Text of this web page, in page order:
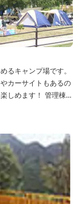
るキャンプ場です。
カーサイトもあるの
しめます！ 管理棟、
共同休憩所、炊事
の場合は無料、デイ